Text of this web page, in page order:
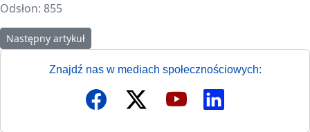
Odsłon: 855
Następny artykuł: Prowadzone rejestry
Następny artykuł
Znajdź nas w mediach społecznościowych: